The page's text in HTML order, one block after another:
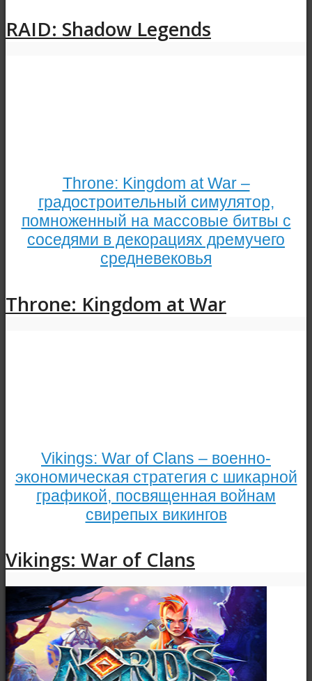
RAID: Shadow Legends
Throne: Kingdom at War –
градостроительный симулятор,
помноженный на массовые битвы с
соседями в декорациях дремучего
средневековья
Throne: Kingdom at War
Vikings: War of Clans – военно-
экономическая стратегия с шикарной
графикой, посвященная войнам
свирепых викингов
Vikings: War of Clans